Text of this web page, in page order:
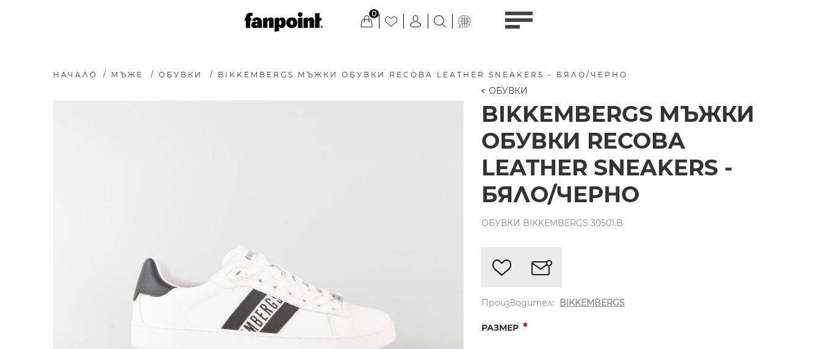
0
НАЧАЛО / МЪЖЕ / ОБУВКИ / BIKKEMBERGS МЪЖКИ ОБУВКИ RECOBA LEATHER SNEAKERS - БЯЛО/ЧЕРНО
ОБУВКИ
BIKKEMBERGS МЪЖКИ
ОБУВКИ RECOBA
LEATHER SNEAKERS -
БЯЛО/ЧЕРНО
ОБУВКИ BIKKEMBERGS 30501.B
Производител: BIKKEMBERGS
РАЗМЕР *